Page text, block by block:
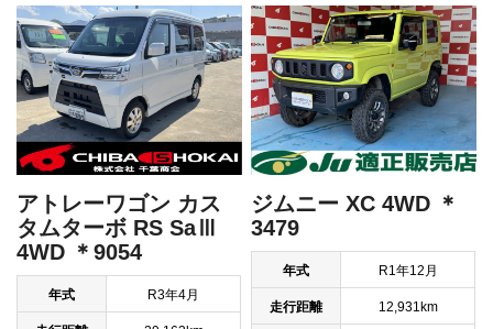
アトレーワゴン カス
タムターボ RS SaⅢ
4WD ＊9054
年式 R3年4月
ジムニー XC 4WD ＊
3479
年式 R1年12月
走行距離 12,931km